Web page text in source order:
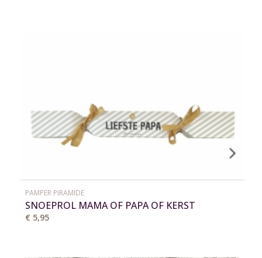
PAMPER PIRAMIDE
SNOEPROL MAMA OF PAPA OF KERST
€ 5,95